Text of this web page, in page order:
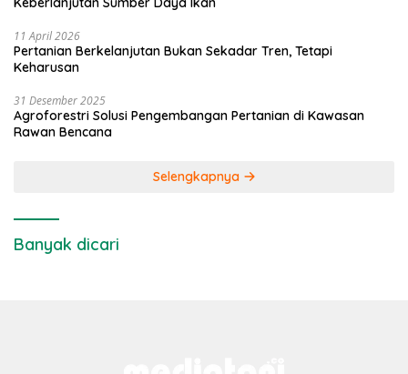
11 April 2026
Pertanian Berkelanjutan Bukan Sekadar Tren, Tetapi
Keharusan
31 Desember 2025
Agroforestri Solusi Pengembangan Pertanian di Kawasan
Rawan Bencana
Selengkapnya
Banyak dicari